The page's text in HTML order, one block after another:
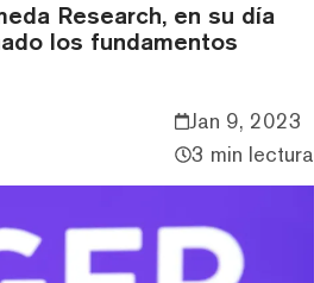
Research, en su día
los fundamentos
Jan 9, 2023
3 min lectura